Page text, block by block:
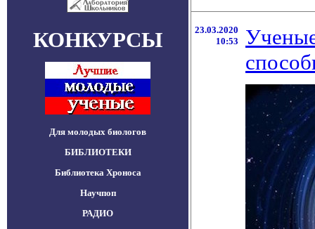
КОНКУРСЫ
Для молодых биологов
БИБЛИОТЕКИ
Библиотека Хроноса
Научпоп
РАДИО
23.03.2020
10:53